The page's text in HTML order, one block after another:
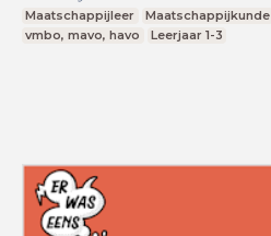
Maatschappijleer Maatschappijkunde
vmbo, mavo, havo
Leerjaar 1-3